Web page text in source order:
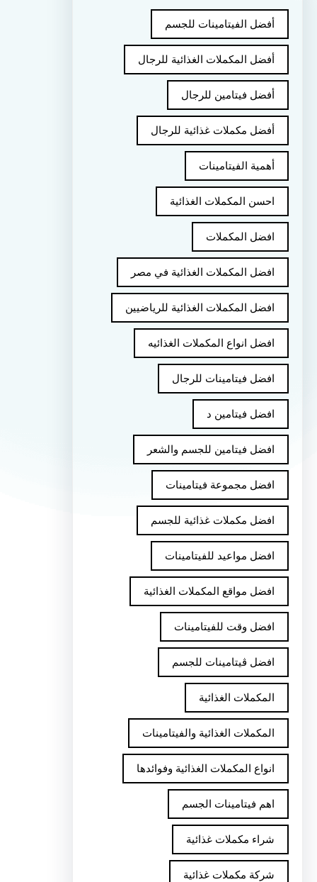
أفضل الفيتامينات للجسم
أفضل المكملات الغذائية للرجال
أفضل فيتامين للرجال
أفضل مكملات غذائية للرجال
أهمية الفيتامينات
احسن المكملات الغذائية
افضل المكملات
افضل المكملات الغذائية في مصر
افضل المكملات الغذائية للرياضيين
افضل انواع المكملات الغذائيه
افضل فيتامينات للرجال
افضل فيتامين د
افضل فيتامين للجسم والشعر
افضل مجموعة فيتامينات
افضل مكملات غذائية للجسم
افضل مواعيد للفيتامينات
افضل مواقع المكملات الغذائية
افضل وقت للفيتامينات
افضل ڤيتامينات للجسم
المكملات الغذائية
المكملات الغذائية والفيتامينات
انواع المكملات الغذائية وفوائدها
اهم فيتامينات الجسم
شراء مكملات غذائية
شركة مكملات غذائية